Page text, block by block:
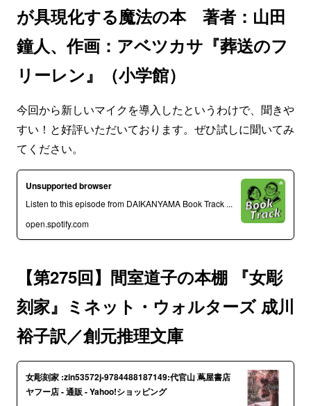
が具現化する魔法の本 著者：山田
鐘人、作画：アベツカサ『葬送のフ
リーレン』（小学館）
今回から新しいマイクを導入したというわけで、聞きや
すい！と好評いただいております。ぜひ試しに聞いてみ
てください。
Unsupported browser
Listen to this episode from DAIKANYAMA Book Track ...
open.spotify.com
【第275回】間室道子の本棚 『女彫
刻家』ミネット・ウォルターズ 成川
裕子訳／創元推理文庫
女彫刻家 :zin53572j-9784488187149:代官山 蔦屋書店
ヤフー店 - 通販 - Yahoo!ショッピング